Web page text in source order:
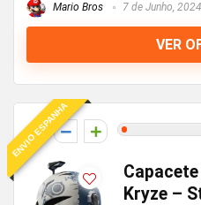
Mario Bros 7 de Junho, 2024
VER
ENVIO ESPANHA
1
Kryze –